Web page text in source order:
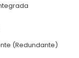
(Redundante)